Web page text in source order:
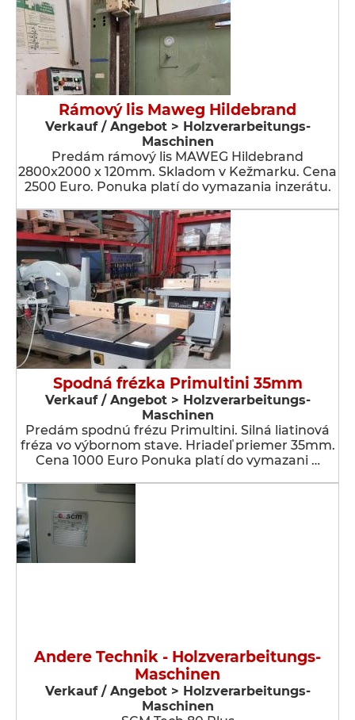
Rámový lis Maweg Hildebrand
Verkauf / Angebot > Holzverarbeitungs-
Maschinen
Predám rámový lis MAWEG Hildebrand
2800x2000 x 120mm. Skladom v Kežmarku. Cena
2500 Euro. Ponuka platí do vymazania inzerátu.
Spodná frézka Primultini 35mm
Verkauf / Angebot > Holzverarbeitungs-
Maschinen
Predám spodnú frézu Primultini. Silná liatinová
fréza vo výbornom stave. Hriadeľ priemer 35mm.
Cena 1000 Euro Ponuka platí do vymazani …
Andere Technik - Holzverarbeitungs-
Maschinen
Verkauf / Angebot > Holzverarbeitungs-
Maschinen